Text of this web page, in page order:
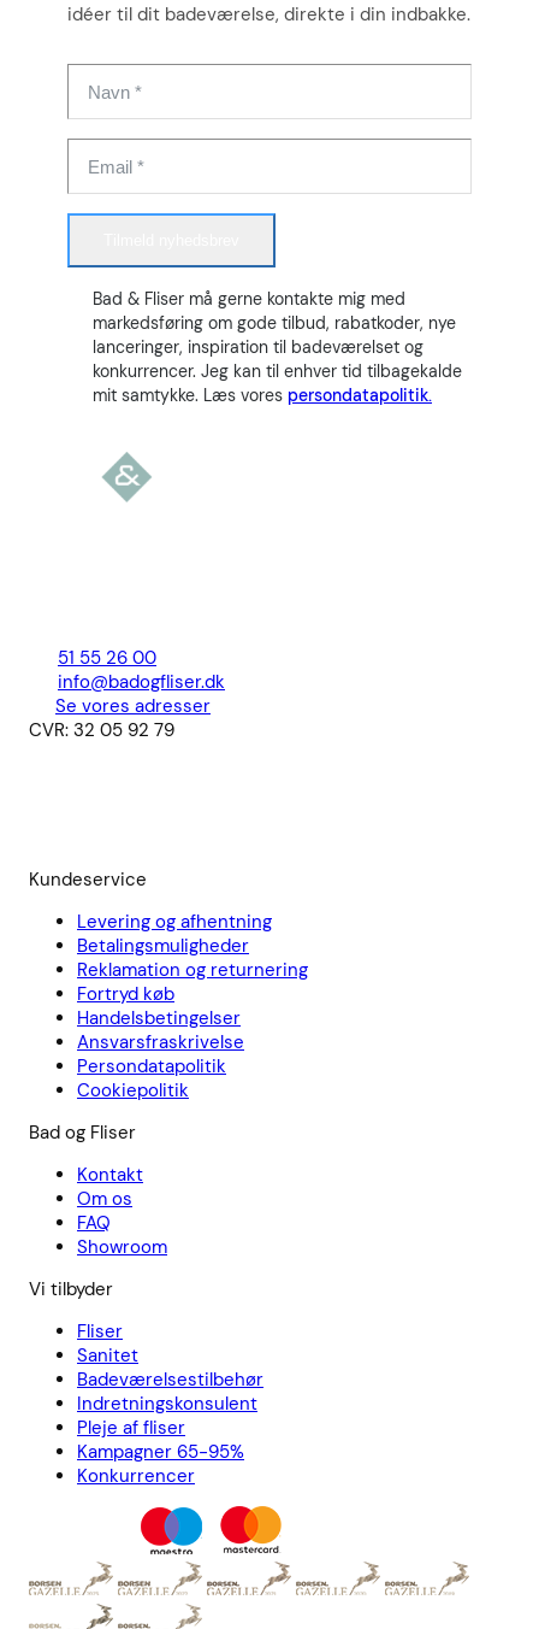
idéer til dit badeværelse, direkte i din indbakke.
Bad & Fliser må gerne kontakte mig med
markedsføring om gode tilbud, rabatkoder, nye
lanceringer, inspiration til badeværelset og
konkurrencer. Jeg kan til enhver tid tilbagekalde
mit samtykke. Læs vores persondatapolitik.
51 55 26 00
info@badogfliser.dk
Se vores adresser
CVR: 32 05 92 79
Kundeservice
Levering og afhentning
Betalingsmuligheder
Reklamation og returnering
Fortryd køb
Handelsbetingelser
Ansvarsfraskrivelse
Persondatapolitik
Cookiepolitik
Bad og Fliser
Kontakt
Om os
FAQ
Showroom
Vi tilbyder
Fliser
Sanitet
Badeværelsestilbehør
Indretningskonsulent
Pleje af fliser
Kampagner 65-95%
Konkurrencer